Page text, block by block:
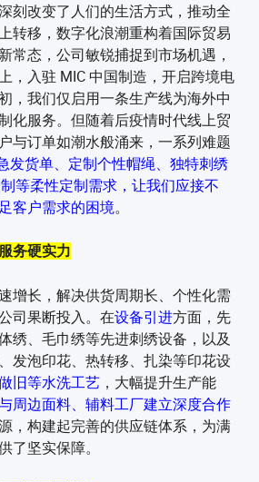
刻改变了人们的生活方式，推动全
转移，数字化浪潮重构着国际贸易
常态，公司敏锐捕捉到市场机遇，
，入驻 MIC 中国制造，开启跨境电
，我们仅启用一条生产线为海外中
化服务。但随着后疫情时代线上贸
与订单如潮水般涌来，一系列难题
发货单、定制个性帽绳、独特刺绣
等柔性定制需求，让我们应接不
客户需求的困境。
务硬实力
增长，解决供货周期长、个性化需
司果断投入。在设备引进方面，先
绣、毛巾绣等先进刺绣设备，以及
发泡印花、热转移、扎染等印花设
旧等水洗工艺，大幅提升生产能
周边面料、辅料工厂建立深度合作
，构建起完善的供应链体系，为满
了坚实保障。